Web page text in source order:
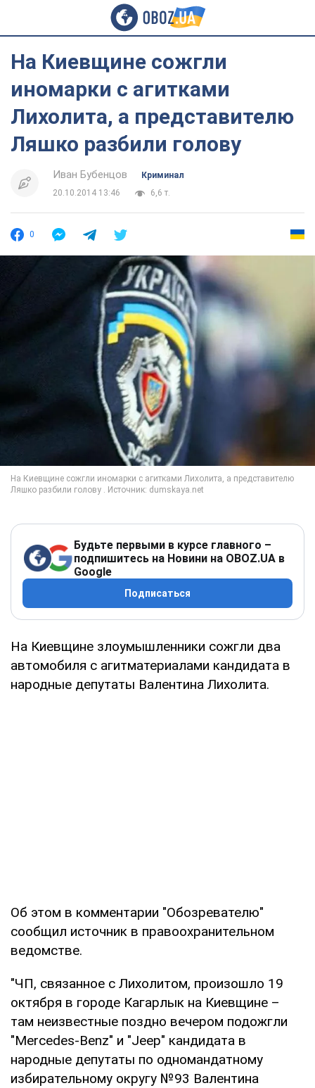
На Киевщине сожгли
иномарки с агитками
Лихолита, а представителю
Ляшко разбили голову
Иван Бубенцов
Криминал
20.10.2014 13:46
6,6 т.
0
Будьте первыми в курсе главного –
подпишитесь на Новини на OBOZ.UA в
Google
Подписаться
На Киевщине злоумышленники сожгли два
автомобиля с агитматериалами кандидата в
народные депутаты Валентина Лихолита.
Об этом в комментарии "Обозревателю"
сообщил источник в правоохранительном
ведомстве.
"ЧП, связанное с Лихолитом, произошло 19
октября в городе Кагарлык на Киевщине –
там неизвестные поздно вечером подожгли
"Mercedes-Benz" и "Jeep" кандидата в
народные депутаты по одномандатному
избирательному округу №93 Валентина